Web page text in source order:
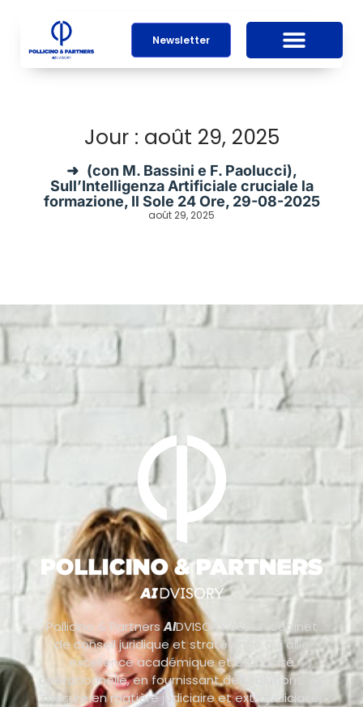
Newsletter
Jour : août 29, 2025
(con M. Bassini e F. Paolucci),
Sull’Intelligenza Artificiale cruciale la
formazione, Il Sole 24 Ore, 29-08-2025
août 29, 2025
Pollicino & PartnersAIDVISORY est un cabinet
de conseil juridique et stratégique qui allie
excellence académique et efficacité
opérationnelle, en fournissant des solutions sur
mesure en matière judiciaire et extrajudiciaire.